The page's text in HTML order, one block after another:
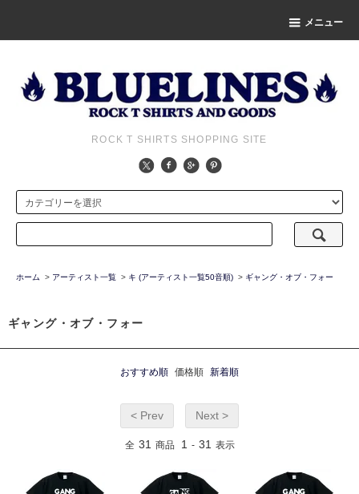
メニュー
ROCK T SHIRTS SHOPPING SITE
ホーム > アーティスト一覧 > キ (アーティスト一覧50音順) > ギャング・オブ・フォー
ギャング・オブ・フォー
おすすめ順 価格順 新着順
< Prev Next >
全 31 商品 1 - 31 表示